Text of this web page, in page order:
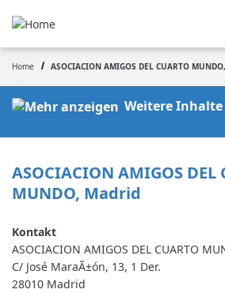
au
principal
Fil
d'Ariane
Home ASOCIACION AMIGOS DEL CUARTO
Weitere Inhalte
ASOCIACION AMIGOS DEL
MUNDO, Madrid
ASOCIACION AMIGOS DEL CUARTO
C/ José MaraÃ±ón, 13, 1 Der.
28010 Madrid